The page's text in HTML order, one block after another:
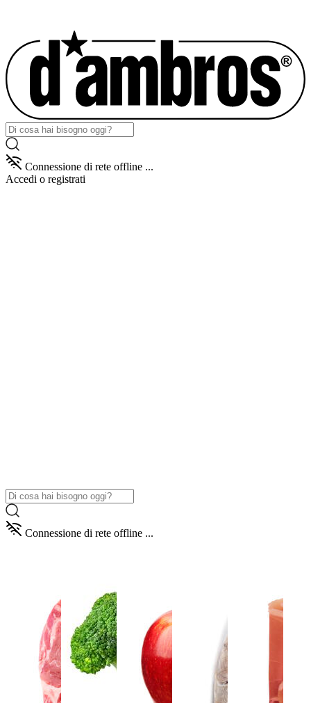
Connessione di rete offline ...
Accedi o registrati
Connessione di rete offline ...